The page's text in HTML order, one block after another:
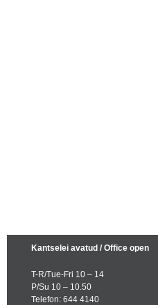
Kantselei avatud / Office open
T-R/Tue-Fri 10 – 14
P/Su 10 – 10.50
Telefon: 644 4140